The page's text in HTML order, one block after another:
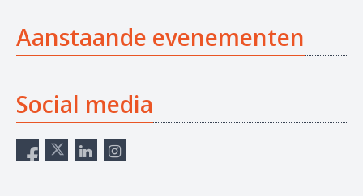
Aanstaande evenementen
Social media